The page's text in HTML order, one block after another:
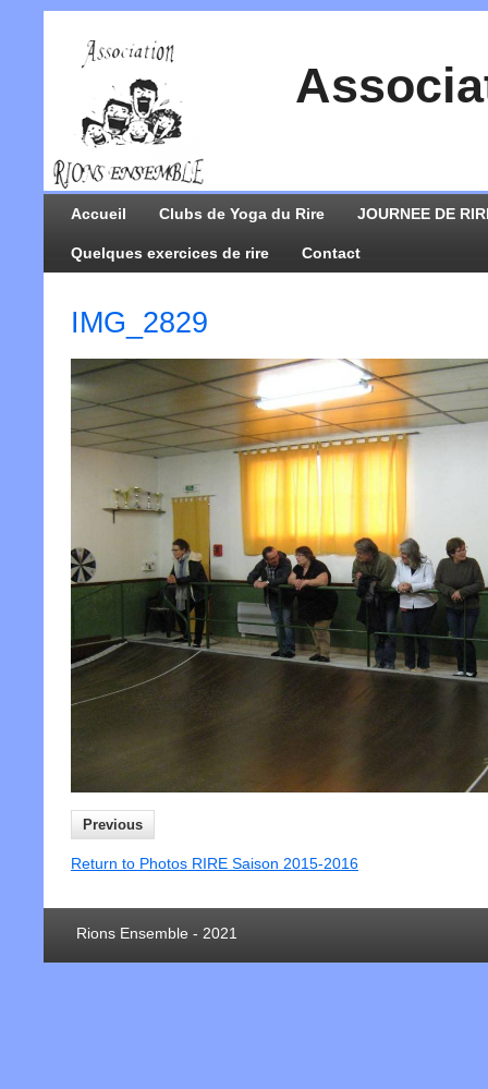
Accueil Clubs de Yoga du Rire JOURNEE DE
Quelques exercices de rire Contact
IMG_2829
Previous
Return to Photos RIRE Saison 2015-2016
Rions Ensemble - 2021